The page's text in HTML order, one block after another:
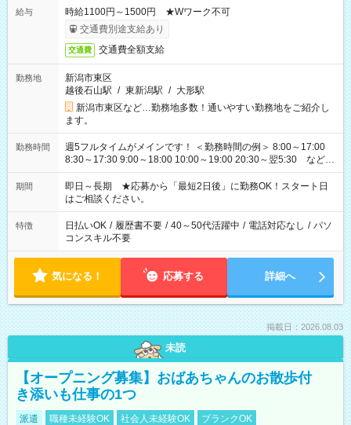
給与
時給1100円～1500円 ★Wワーク不可
交通費別途支給あり
交通費 交通費全額支給
勤務地
新潟市東区
越後石山駅 / 東新潟駅 / 大形駅
新潟市東区など…勤務地多数！通いやすい勤務地をご紹介し
ます。
勤務時間
週5フルタイムがメインです！ ＜勤務時間の例＞ 8:00～17:00
8:30～17:30 9:00～18:00 10:00～19:00 20:30～翌5:30 など ★
その他にも勤務時間多数！ 日勤のみ、残業なし、交替制など
ご希望を教えてください！
期間
即日～長期 ★応募から「最短2日後」に勤務OK！スタート日
はご相談ください。
特徴 日払いOK / 履歴書不要 / 40～50代活躍中 / 電話対応なし / パソ
コンスキル不要
気になる！ 応募する 詳細へ
掲載日：2026.08.03
未読
【オープニング募集】おばあちゃんのお散歩付
き添いも仕事の1つ
派遣 職種未経験OK 社会人未経験OK
ブランクOK